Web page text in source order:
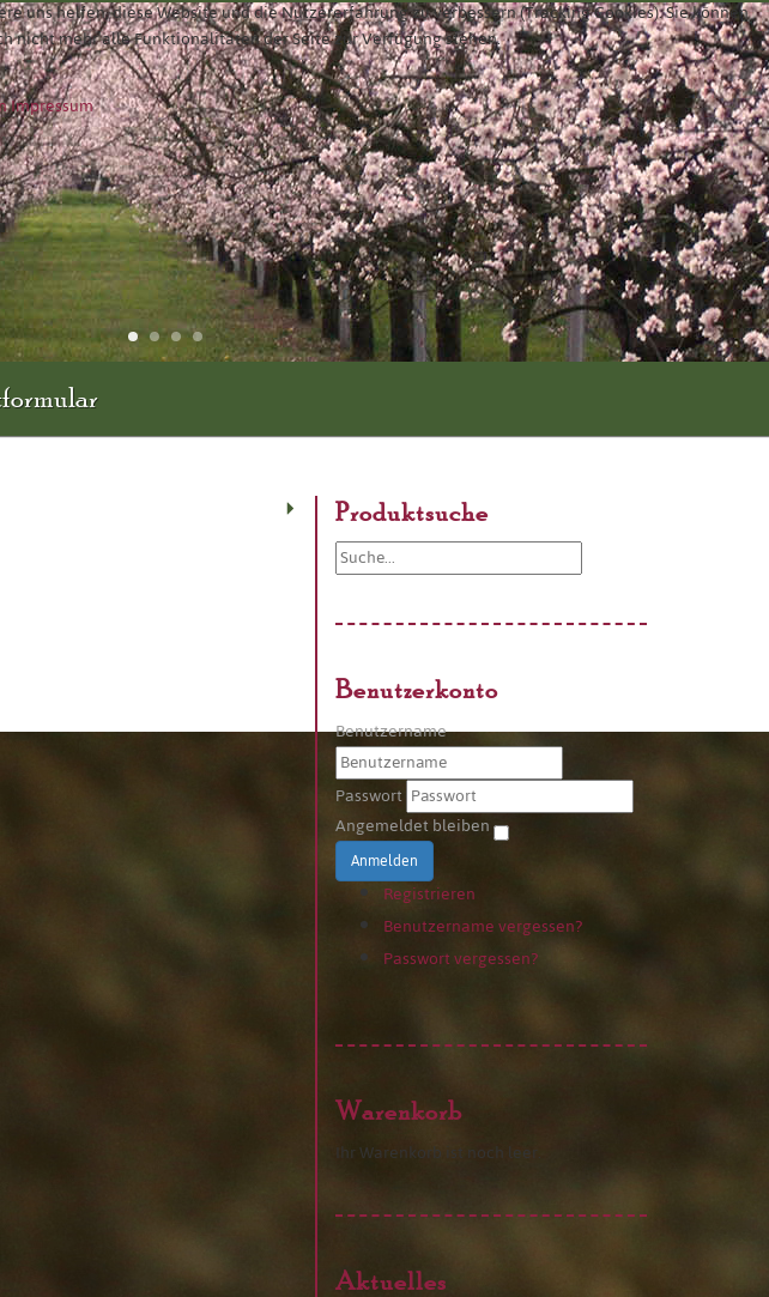
Produktsuche
Benutzerkonto
Benutzername
Passwort
Angemeldet bleiben
Anmelden
Registrieren
Benutzername vergessen?
Passwort vergessen?
Warenkorb
Ihr Warenkorb ist noch leer.
Aktuelles
uns helfen, diese Website und die Nutzererfahrung zu verbessern (Tracking Cookies). Sie können
nicht mehr alle Funktionalitäten der Seite zur Verfügung stehen.
Impressum